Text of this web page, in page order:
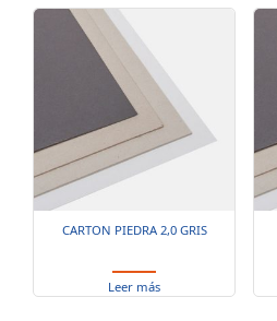
CARTON PIEDRA 2,0 GRIS
Leer más